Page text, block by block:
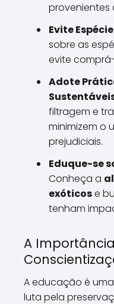
provenientes
Evite
sobre as
evite
Adote
filtragem e
minimizem o
prejudiciais.
Eduque-se
Conheça a
exóticose
tenham
A
A educação é
luta pela